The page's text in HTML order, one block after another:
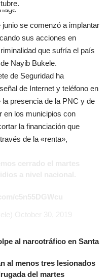
junio se comenzó a implantar
sus acciones en
que sufría el país
Nayib Bukele.
de Seguridad ha
de Internet y teléfono en
presencia de la PNC y de
en los municipios con
la financiación que
de la «renta»,
al narcotráfico en Santa
al menos tres lesionados
del martes